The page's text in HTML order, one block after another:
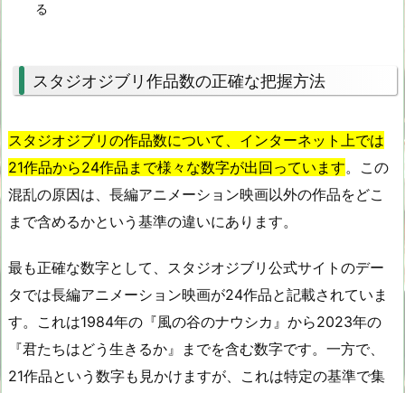
る
スタジオジブリ作品数の正確な把握方法
スタジオジブリの作品数について、インターネット上では
21作品から24作品まで様々な数字が出回っています。この
混乱の原因は、長編アニメーション映画以外の作品をどこ
まで含めるかという基準の違いにあります。
最も正確な数字として、スタジオジブリ公式サイトのデー
タでは長編アニメーション映画が24作品と記載されていま
す。これは1984年の『風の谷のナウシカ』から2023年の
『君たちはどう生きるか』までを含む数字です。一方で、
21作品という数字も見かけますが、これは特定の基準で集